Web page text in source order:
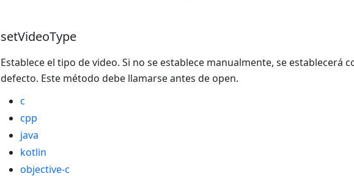
setVideoType
Establece el tipo de video. Si no se establece manualmente, se establecerá
defecto. Este método debe llamarse antes de open.
c
cpp
java
kotlin
objective-c